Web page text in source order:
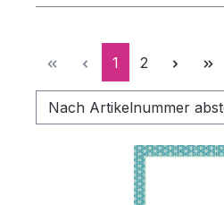
Seite
1 Seite
2